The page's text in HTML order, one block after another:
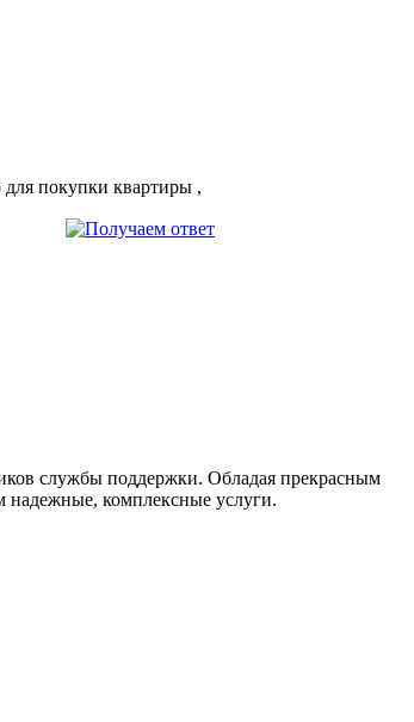
, который поможет вам узнать, какого размера ипотеку вы можете получить, какой ежемесячный платеж вам подойдет, и сколько денег доступно для покупки квартиры
службы поддержки. Обладая прекрасным
надежные, комплексные услуги.